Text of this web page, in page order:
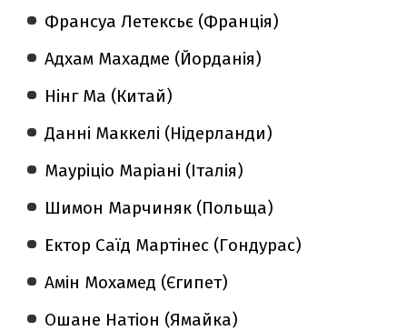
Франсуа Летексьє (Франція)
Адхам Махадме (Йорданія)
Нінг Ма (Китай)
Данні Маккелі (Нідерланди)
Мауріціо Маріані (Італія)
Шимон Марчиняк (Польща)
Ектор Саїд Мартінес (Гондурас)
Амін Мохамед (Єгипет)
Ошане Натіон (Ямайка)